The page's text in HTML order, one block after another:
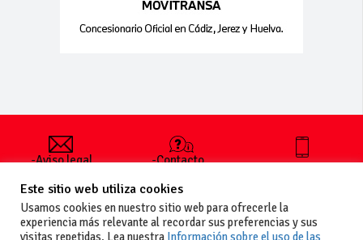
-Aviso legal
generales
de uso
-Política de
-Contacto
publicar un
anuncio
-Vende+
+34 627 35
Este sitio web utiliza cookies
Usamos cookies en nuestro sitio web para ofrecerle la
experiencia más relevante al recordar sus preferencias y sus
visitas repetidas. Lea nuestra Información sobre el uso de las